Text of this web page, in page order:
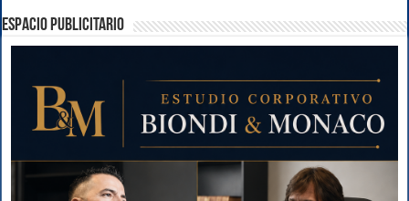
ESPACIO PUBLICITARIO